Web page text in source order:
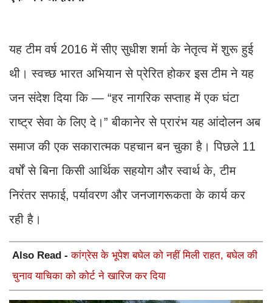
यह टीम वर्ष 2016 में सीए सुधीश शर्मा के नेतृत्व में शुरू हुई
थी। स्वच्छ भारत अभियान से प्रेरित होकर इस टीम ने यह
जन संदेश दिया कि — “हर नागरिक सप्ताह में एक घंटा
राष्ट्र सेवा के लिए दे।” बीकानेर से प्रारंभ यह आंदोलन अब
समाज की एक सकारात्मक पहचान बन चुका है। पिछले 11
वर्षों से बिना किसी आर्थिक सहयोग और स्वार्थ के, टीम
निरंतर सफाई, पर्यावरण और जनजागरूकता के कार्य कर
रही है।
Also Read -कांग्रेस के भूपेश बघेल को नहीं मिली राहत, बघेल की
चुनाव याचिका को कोर्ट ने खारिज कर दिया